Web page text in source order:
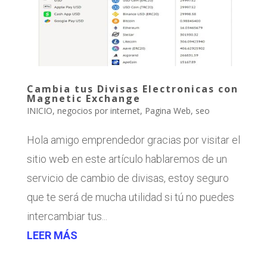
Cambia tus Divisas Electronicas con
Magnetic Exchange
INICIO, negocios por internet, Pagina Web, seo
Hola amigo emprendedor gracias por visitar el
sitio web en este artículo hablaremos de un
servicio de cambio de divisas, estoy seguro
que te será de mucha utilidad si tú no puedes
intercambiar tus...
LEER MÁS